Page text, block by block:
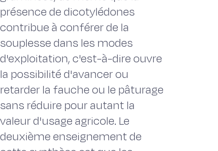
présence de dicotylédones
contribue à conférer de la
souplesse dans les modes
d'exploitation, c'est-à-dire ouvre
la possibilité d'avancer ou
retarder la fauche ou le pâturage
sans réduire pour autant la
valeur d'usage agricole. Le
deuxième enseignement de